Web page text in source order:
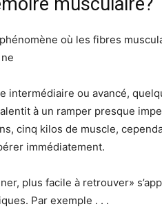
où les fibres
intermédiaire ou avancé,
à un ramper presque
cinq kilos de muscle,
immédiatement.
plus facile à retrouver»
Par exemple . . .